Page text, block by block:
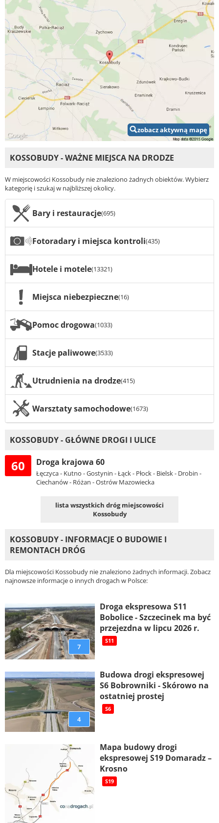
zobacz aktywną mapę
KOSSOBUDY - WAŻNE MIEJSCA NA DRODZE
W miejscowości Kossobudy nie znaleziono żadnych obiektów. Wybierz
kategorię i szukaj w najbliższej okolicy.
Bary i restauracje(695)
Fotoradary i miejsca kontroli(435)
Hotele i motele(13321)
Miejsca niebezpieczne(16)
Pomoc drogowa(1033)
Stacje paliwowe(3533)
Utrudnienia na drodze(415)
Warsztaty samochodowe(1673)
KOSSOBUDY - GŁÓWNE DROGI I ULICE
60 Droga krajowa 60
Łęczyca - Kutno - Gostynin - Łąck - Płock - Bielsk - Drobin -
Ciechanów - Różan - Ostrów Mazowiecka
lista wszystkich dróg miejscowości
Kossobudy
KOSSOBUDY - INFORMACJE O BUDOWIE I
REMONTACH DRÓG
Dla miejscowości Kossobudy nie znaleziono żadnych informacji. Zobacz
najnowsze informacje o innych drogach w Polsce:
7
Droga ekspresowa S11
Bobolice - Szczecinek ma być
przejezdna w lipcu 2026 r.
S11
4
Budowa drogi ekspresowej
S6 Bobrowniki - Skórowo na
ostatniej prostej
S6
Mapa budowy drogi
ekspresowej S19 Domaradz –
Krosno
S19